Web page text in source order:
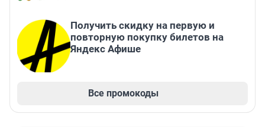
Получить скидку на первую и
повторную покупку билетов на
Яндекс Афише
Все промокоды